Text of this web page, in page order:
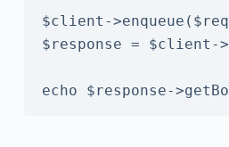
$client-
$response = $client-
echo $response-